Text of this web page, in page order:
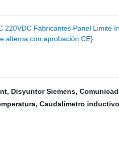
220VDC Fabricantes Panel Limite
alterna con aprobación CE}
, Disyuntor Siemens,
, Caudalímetro